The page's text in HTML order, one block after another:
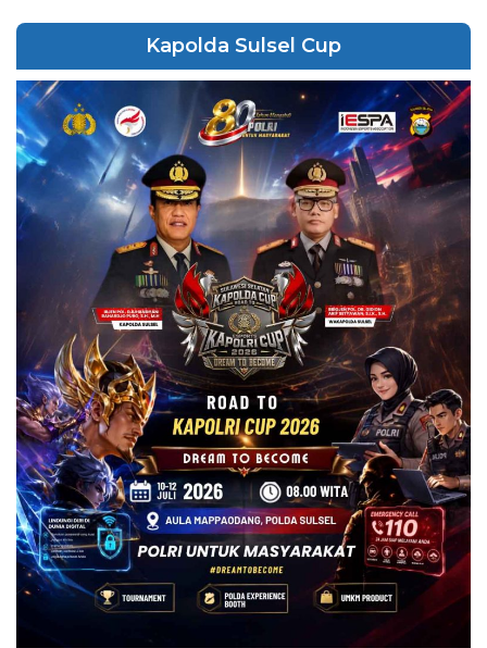
Kapolda Sulsel Cup